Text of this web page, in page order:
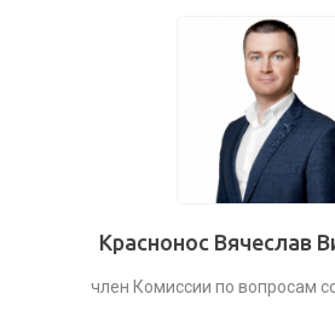
Краснонос Вячеслав
член Комиссии по вопросам